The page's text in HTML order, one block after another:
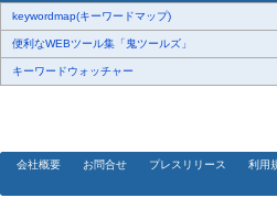
keywordmap(キーワードマップ)
便利なWEBツール集「鬼ツールズ」
キーワードウォッチャー
会社概要 お問合せ プレスリリース 利用